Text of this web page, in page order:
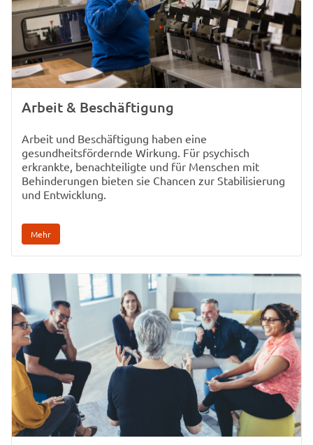
Arbeit & Beschäftigung
Arbeit und Beschäftigung haben eine
gesundheitsfördernde Wirkung. Für psychisch
erkrankte, benachteiligte und für Menschen mit
Behinderungen bieten sie Chancen zur Stabilisierung
und Entwicklung.
Mehr